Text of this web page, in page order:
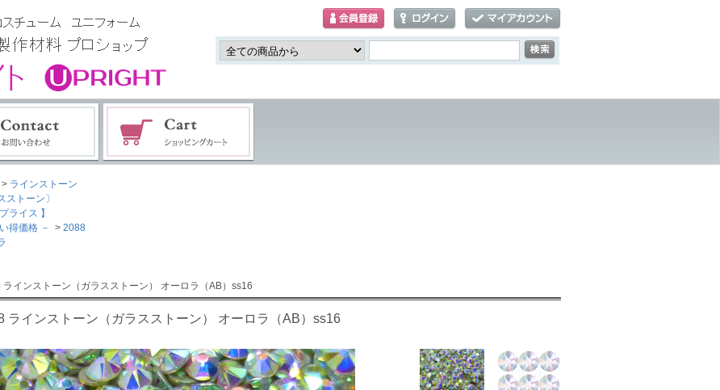
> ラインストーン
ストーン〕
ライス 】
得価格 －
> 2088
ラインストーン（ガラスストーン） オーロラ（AB）ss16
ラインストーン（ガラスストーン） オーロラ（AB）ss16